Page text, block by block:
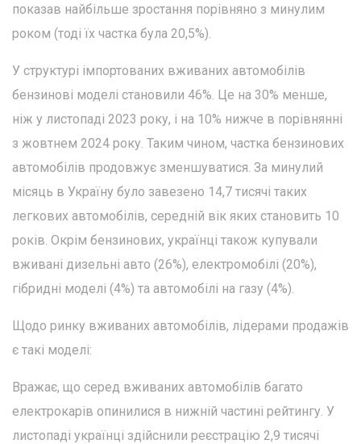
показав найбільше зростання порівняно з минулим
роком (тоді їх частка була 20,5%).
У структурі імпортованих вживаних автомобілів
бензинові моделі становили 46%. Це на 30% менше,
ніж у листопаді 2023 року, і на 10% нижче в порівнянні
з жовтнем 2024 року. Таким чином, частка бензинових
автомобілів продовжує зменшуватися. За минулий
місяць в Україну було завезено 14,7 тисячі таких
легкових автомобілів, середній вік яких становить 10
років. Окрім бензинових, українці також купували
вживані дизельні авто (26%), електромобілі (20%),
гібридні моделі (4%) та автомобілі на газу (4%).
Щодо ринку вживаних автомобілів, лідерами продажів
є такі моделі:
Вражає, що серед вживаних автомобілів багато
електрокарів опинилися в нижній частині рейтингу. У
листопаді українці здійснили реєстрацію 2,9 тисячі